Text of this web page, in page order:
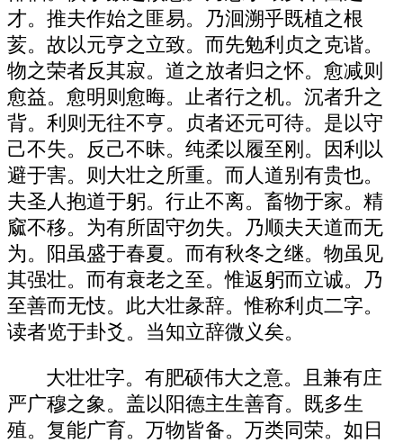
才。推夫作始之匪易。乃洄溯乎既植之根
荄。故以元亨之立致。而先勉利贞之克谐。
物之荣者反其寂。道之放者归之怀。愈减则
愈益。愈明则愈晦。止者行之机。沉者升之
背。利则无往不亨。贞者还元可待。是以守
己不失。反己不昧。纯柔以履至刚。因利以
避于害。则大壮之所重。而人道别有贵也。
夫圣人抱道于躬。行止不离。畜物于家。精
窳不移。为有所固守勿失。乃顺夫天道而无
为。阳虽盛于春夏。而有秋冬之继。物虽见
其强壮。而有衰老之至。惟返躬而立诚。乃
至善而无忮。此大壮彖辞。惟称利贞二字。
读者览于卦爻。当知立辞微义矣。
大壮壮字。有肥硕伟大之意。且兼有庄
严广穆之象。盖以阳德主生善育。既多生
殖。复能广育。万物皆备。万类同荣。如日